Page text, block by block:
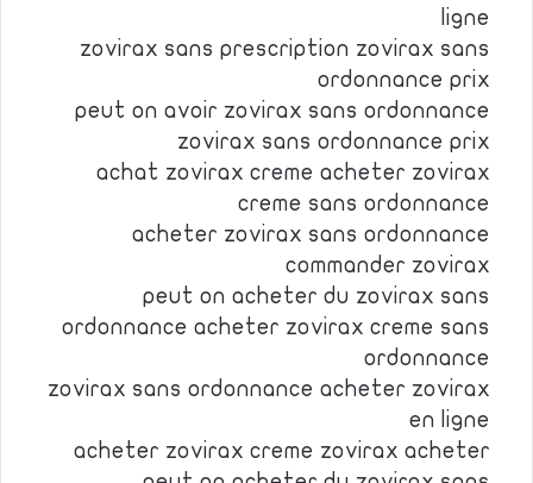
ligne
zovirax sans prescription zovirax sans
ordonnance prix
peut on avoir zovirax sans ordonnance
zovirax sans ordonnance prix
achat zovirax creme acheter zovirax
creme sans ordonnance
acheter zovirax sans ordonnance
commander zovirax
peut on acheter du zovirax sans
ordonnance acheter zovirax creme sans
ordonnance
zovirax sans ordonnance acheter zovirax
en ligne
acheter zovirax creme zovirax acheter